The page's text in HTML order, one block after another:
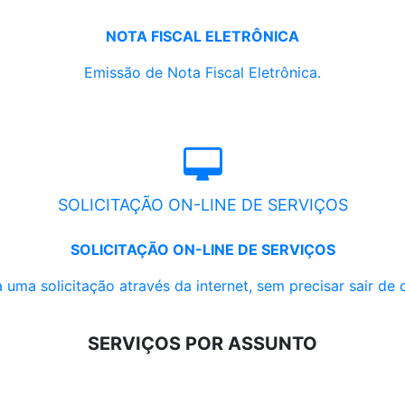
NOTA FISCAL ELETRÔNICA
Emissão de Nota Fiscal Eletrônica.
SOLICITAÇÃO ON-LINE DE SERVIÇOS
SOLICITAÇÃO ON-LINE DE SERVIÇOS
uma solicitação através da internet, sem precisar sair de
SERVIÇOS POR ASSUNTO